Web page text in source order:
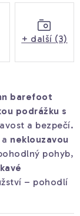
barefoot
podrážku s
a bezpečí.
a neklouzavou
pohyb,
– pohodlí
+ další (3)